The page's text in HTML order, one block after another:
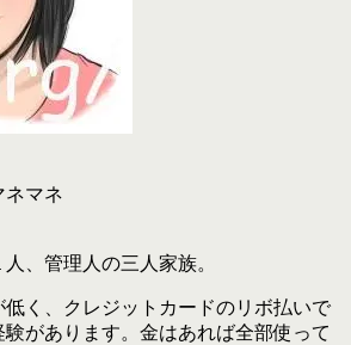
ネマネ
、管理人の三人家族。
く、クレジットカードのリボ払いで
があります。金はあれば全部使って